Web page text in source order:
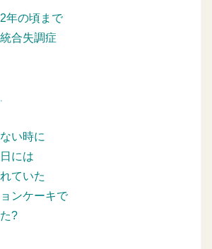
年の頃まで
合失調症
い時に
には
ていた
ンケーキで
?